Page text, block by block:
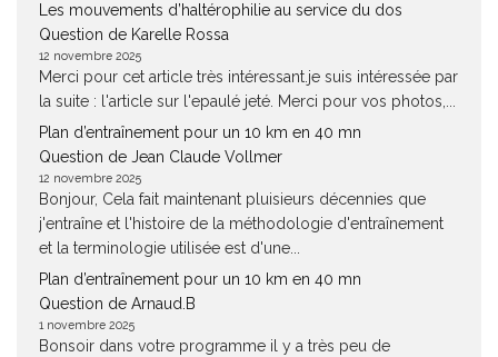
Les mouvements d’haltérophilie au service du dos
Question de Karelle Rossa
12 novembre 2025
Merci pour cet article très intéressant.je suis intéressée par
la suite : l'article sur l'epaulé jeté. Merci pour vos photos,...
Plan d’entraînement pour un 10 km en 40 mn
Question de Jean Claude Vollmer
12 novembre 2025
Bonjour, Cela fait maintenant pluisieurs décennies que
j'entraîne et l'histoire de la méthodologie d'entraînement
et la terminologie utilisée est d'une...
Plan d’entraînement pour un 10 km en 40 mn
Question de Arnaud.B
1 novembre 2025
Bonsoir dans votre programme il y a très peu de